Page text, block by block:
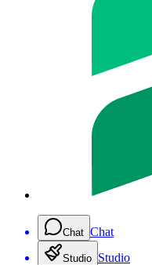
Chat Chat
Studio Studio